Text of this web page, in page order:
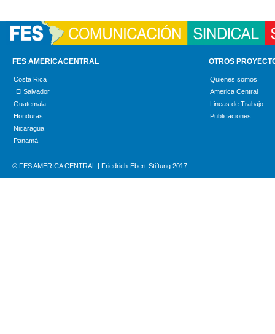
FES AMERICACENTRAL
Costa Rica
El Salvador
Guatemala
Honduras
Nicaragua
Panamá
OTROS
Quienes somos
America Central
Lineas de Trabajo
Publicaciones
© FES AMERICA CENTRAL | Friedrich-Ebert-Stiftung 2017